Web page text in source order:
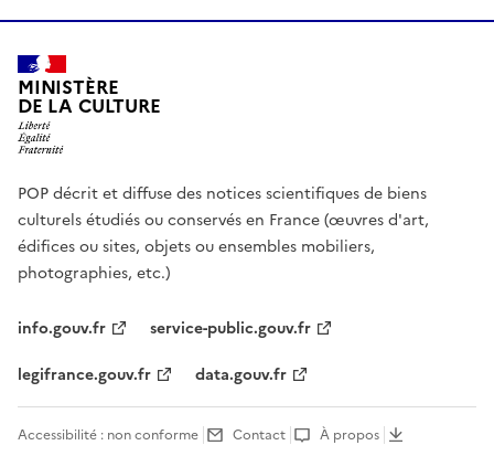
MINISTÈRE
DE LA CULTURE
POP décrit et diffuse des notices scientifiques de biens
culturels étudiés ou conservés en France (œuvres d'art,
édifices ou sites, objets ou ensembles mobiliers,
photographies, etc.)
info.gouv.fr
service-public.gouv.fr
legifrance.gouv.fr
data.gouv.fr
Accessibilité : non conforme Contact À propos